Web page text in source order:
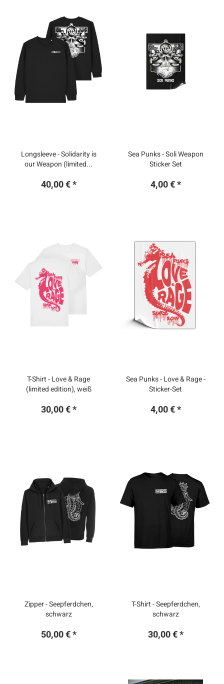
Zipper - Seepferdchen,
schwarz
50,00 € *
T-Shirt - Seepferdchen,
schwarz
30,00 € *
Longsleeve - Solidarity is
our Weapon (limited...
40,00 € *
T-Shirt - Love & Rage
(limited edition), weiß
30,00 € *
Sea Punks - Love & Rage -
Sticker-Set
4,00 € *
Sea Punks - Soli Weapon
Sticker Set
4,00 € *